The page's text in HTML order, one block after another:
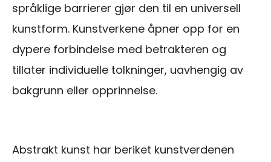
språklige barrierer gjør den til en universell
kunstform. Kunstverkene åpner opp for en
dypere forbindelse med betrakteren og
tillater individuelle tolkninger, uavhengig av
bakgrunn eller opprinnelse.
Abstrakt kunst har beriket kunstverdenen